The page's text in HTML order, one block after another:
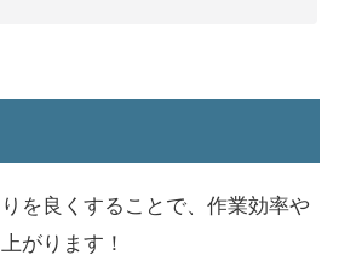
を良くすることで、作業効率や
がります！